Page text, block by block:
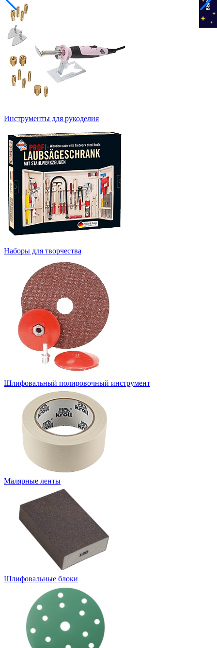
Инструменты для рукоделия
Наборы для творчества
Шлифовальный полировочный инструмент
Малярные ленты
Шлифовальные блоки